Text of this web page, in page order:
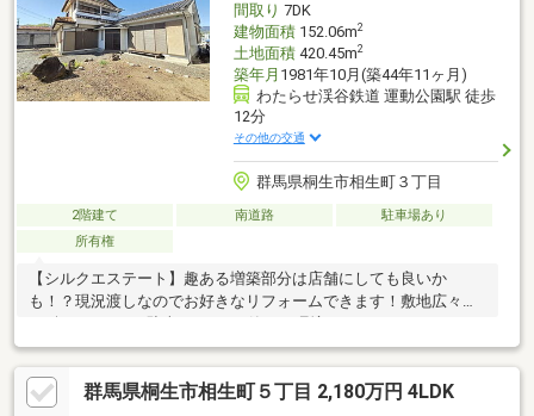
間取り 7DK
建物面積152.06m2
土地面積420.45m2
築年月 1981年10月(築44年11ヶ月)
わたらせ渓谷鉄道 運動公園駅 徒歩
12分
その他の交通
群馬県桐生市相生町３丁目
2階建て 南道路
駐車場あり
所有権
【シルクエステート】趣ある増築部分は店舗にしても良いか
も！？現況渡しなのでお好きなリフォームできます！敷地広々
127坪でたくさん駐車できます♪静かな環境でのんびりスローライ
フを楽しむのもいいですね！
群馬県桐生市相生町５丁目 2,180万円 4LDK